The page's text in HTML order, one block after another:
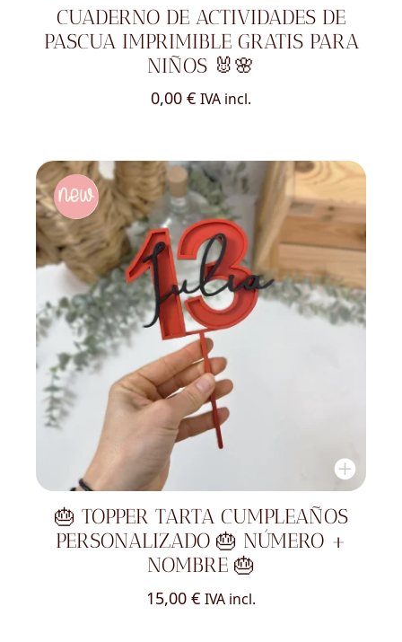
CUADERNO DE ACTIVIDADES DE
PASCUA IMPRIMIBLE GRATIS PARA
NIÑOS 🐰🌸
0,00 € IVA incl.
🎂 TOPPER TARTA CUMPLEAÑOS
PERSONALIZADO 🎂 NÚMERO +
NOMBRE 🎂
15,00 € IVA incl.